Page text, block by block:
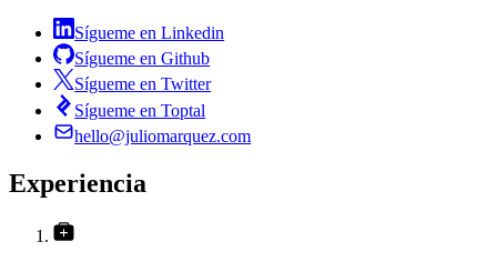
Sígueme en Linkedin
Sígueme en Github
Sígueme en Twitter
Sígueme en Toptal
hello@juliomarquez.com
Experiencia